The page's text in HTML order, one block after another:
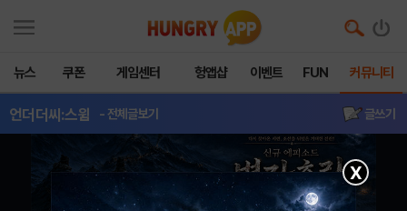
뉴스 쿠폰 게임센터 헝앱샵 이벤트 FUN 커뮤니티
언더더씨:스윔 - 전체글보기 글쓰기
X